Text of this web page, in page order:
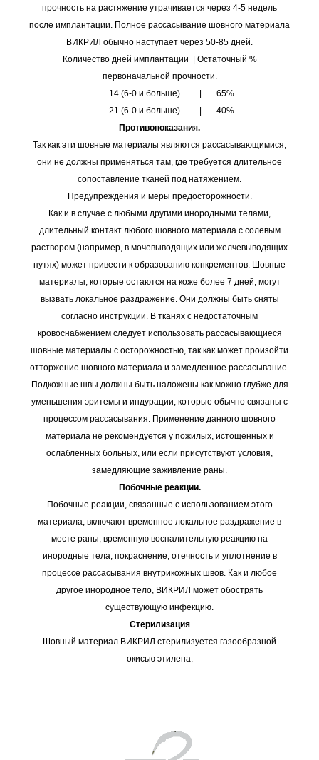
прочность на растяжение утрачивается через 4-5 недель
после имплантации. Полное рассасывание шовного материала
ВИКРИЛ обычно наступает через 50-85 дней.
Количество дней имплантации | Остаточный %
первоначальной прочности.
14 (6-0 и больше) | 65%
21 (6-0 и больше) | 40%
Противопоказания.
Так как эти шовные материалы являются рассасывающимися,
они не должны применяться там, где требуется длительное
сопоставление тканей под натяжением.
Предупреждения и меры предосторожности.
Как и в случае с любыми другими инородными телами,
длительный контакт любого шовного материала с солевым
раствором (например, в мочевыводящих или желчевыводящих
путях) может привести к образованию конкрементов. Шовные
материалы, которые остаются на коже более 7 дней, могут
вызвать локальное раздражение. Они должны быть сняты
согласно инструкции. В тканях с недостаточным
кровоснабжением следует использовать рассасывающиеся
шовные материалы с осторожностью, так как может произойти
отторжение шовного материала и замедленное рассасывание.
Подкожные швы должны быть наложены как можно глубже для
уменьшения эритемы и индурации, которые обычно связаны с
процессом рассасывания. Применение данного шовного
материала не рекомендуется у пожилых, истощенных и
ослабленных больных, или если присутствуют условия,
замедляющие заживление раны.
Побочные реакции.
Побочные реакции, связанные с использованием этого
материала, включают временное локальное раздражение в
месте раны, временную воспалительную реакцию на
инородные тела, покраснение, отечность и уплотнение в
процессе рассасывания внутрикожных швов. Как и любое
другое инородное тело, ВИКРИЛ может обострять
существующую инфекцию.
Стерилизация
Шовный материал ВИКРИЛ стерилизуется газообразной
окисью этилена.